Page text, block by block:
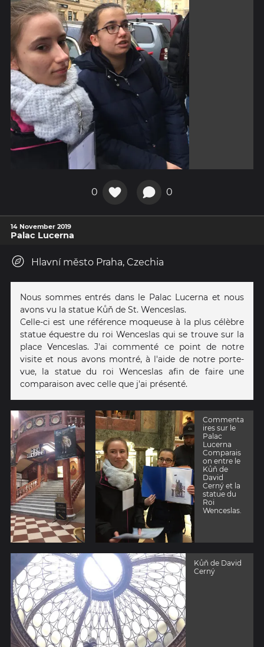
0 0
14 November 2019
Palac Lucerna
Hlavní město Praha, Czechia
Nous sommes entrés dans le Palac Lucerna et nous
avons vu la statue Kůň de St. Wenceslas.
Celle-ci est une référence moqueuse à la plus célèbre
statue équestre du roi Wenceslas qui se trouve sur la
place Venceslas. J'ai commenté ce point de notre
visite et nous avons montré, à l'aide de notre porte-
vue, la statue du roi Wenceslas afin de faire une
comparaison avec celle que j'ai présenté.
Commenta
ires sur le
Palac
Lucerna
Comparais
on entre le
Kůň de
David
Cerný et la
statue du
Roi
Wenceslas.
Kůň de David
Cerný